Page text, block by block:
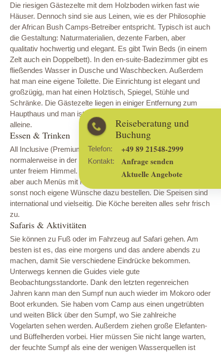
Reiseberatung und
Buchung
Telefon: +49 89 21548-2999
Kontakt:
Anfrage senden
Aktuelle Angebote
Die riesigen Gästezelte mit dem Holzboden wirken fast wie
Häuser. Dennoch sind sie aus Leinen, wie es der Philosophie
der African Bush Camps-Betreiber entspricht. Typisch ist auch
die Gestaltung: Naturmaterialien, dezente Farben, aber
qualitativ hochwertig und elegant. Es gibt Twin Beds (in einem
Zelt auch ein Doppelbett). In den en-suite-Badezimmer gibt es
fließendes Wasser in Dusche und Waschbecken. Außerdem
hat man eine eigene Toilette. Die Einrichtung ist elegant und
großzügig, man hat einen Holztisch, Spiegel, Stühle und
Schränke. Die Gästezelte liegen in einiger Entfernung zum
Haupthaus und man ist auf dem eigenen Holzdeck ganz
alleine.
Essen & Trinken
All Inclusive (Premium Brands ausgenommen). Man isst hier
normalerweise in der Gruppe, drinnen oder auch draußen
unter freiem Himmel. Es gibt ein Buffet im Safaristyle, abends
aber auch Menüs mit mehreren Gängen und Sie können auch
sonst noch eigene Wünsche dazu bestellen. Die Speisen sind
international und vielseitig. Die Köche bereiten alles sehr frisch
zu.
Safaris & Aktivitäten
Sie können zu Fuß oder im Fahrzeug auf Safari gehen. Am
besten ist es, das eine morgens und das andere abends zu
machen, damit Sie verschiedene Eindrücke bekommen.
Unterwegs kennen die Guides viele gute
Beobachtungsstandorte. Dank den letzten regenreichen
Jahren kann man den Sumpf nun auch wieder im Mokoro oder
Boot erkunden. Sie haben vom Camp aus einen ungetrübten
und weiten Blick über den Sumpf, wo Sie zahlreiche
Vogelarten sehen werden. Außerdem ziehen große Elefanten-
und Büffelherden vorbei. Hier müssen Sie nicht lange warten,
der feuchte Sumpf als eine der wenigen Wasserquellen ist